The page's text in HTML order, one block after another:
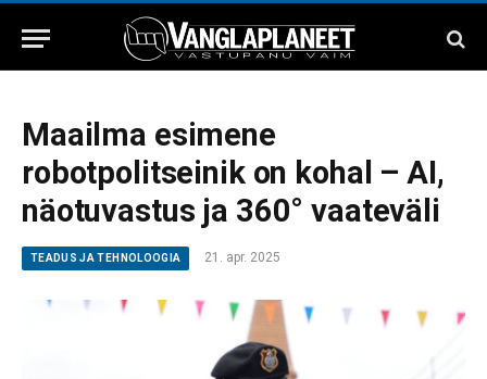
Maailma esimene
robotpolitseinik on kohal – AI,
näotuvastus ja 360° vaateväli
TEADUS JA TEHNOLOOGIA 21. apr. 2025